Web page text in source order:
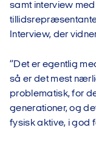
samt interview
Interview, der
”Det er egentlig
så er det mest
problematisk, for
generationer, og
fysisk aktive, i god